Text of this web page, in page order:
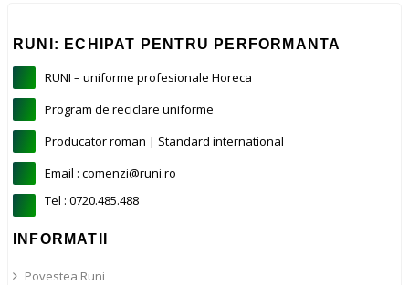
RUNI: ECHIPAT PENTRU PERFORMANTA
RUNI – uniforme profesionale Horeca
Program de reciclare uniforme
Producator roman | Standard international
Email : comenzi@runi.ro
Tel : 0720.485.488
INFORMATII
Povestea Runi